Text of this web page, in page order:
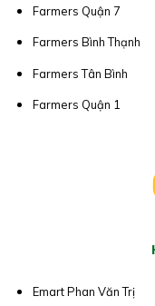
Farmers Quận 7
Farmers Bình Thạnh
Farmers Tân Bình
Farmers Quận 1
Emart Phan Văn Trị